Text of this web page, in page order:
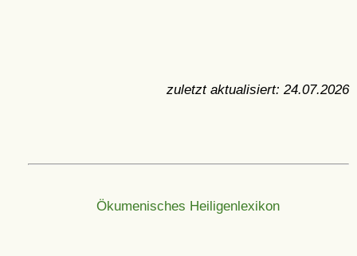
zuletzt aktualisiert: 24.07.2026
Ökumenisches Heiligenlexikon